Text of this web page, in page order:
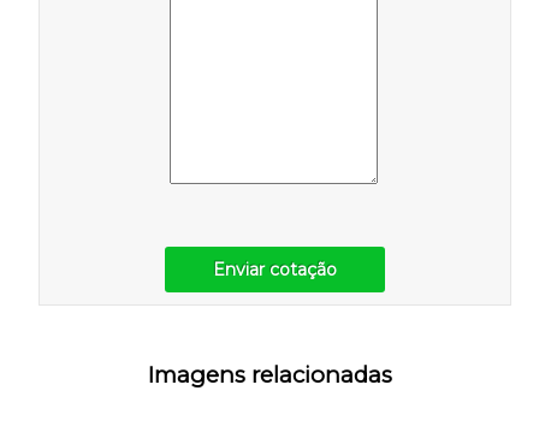
Enviar cotação
Imagens relacionadas